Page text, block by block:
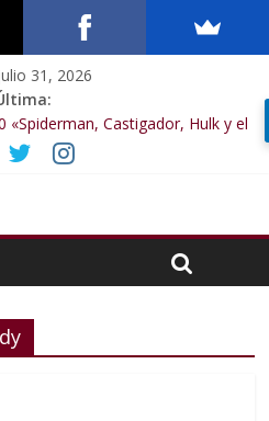
31, 2026
«Spiderman, Castigador, Hulk y el
«Kiritaaaaa»
nada por nada»
«Ciudadano Minion»